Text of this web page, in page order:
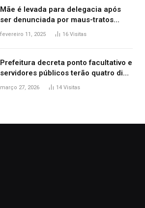
Mãe é levada para delegacia após
ser denunciada por maus-tratos
contra dois filhos, diz polícia
fevereiro 11, 2025 16 Visitas
Prefeitura decreta ponto facultativo e
servidores públicos terão quatro dias
de folga na Semana Santa
março 27, 2026 14 Visitas